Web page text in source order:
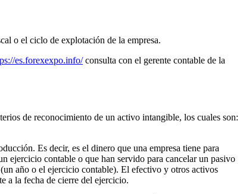
o el ciclo de explotación de la empresa.
es.forexexpo.info/consulta con el gerente contable de la
de reconocimiento de un activo intangible, los cuales son:
Es decir, es el dinero que una empresa tiene para
ejercicio contable o que han servido para cancelar un pasivo
año o el ejercicio contable). El efectivo y otros activos
a la fecha de cierre del ejercicio.